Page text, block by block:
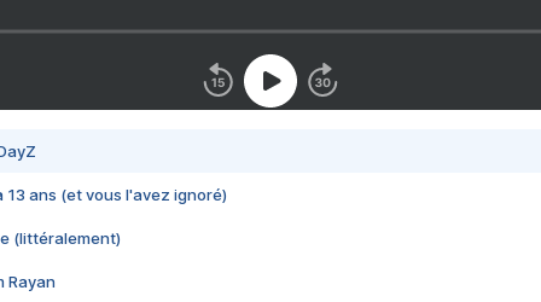
13 ans (et vous l'avez ignoré)
(littéralement)
Rayan